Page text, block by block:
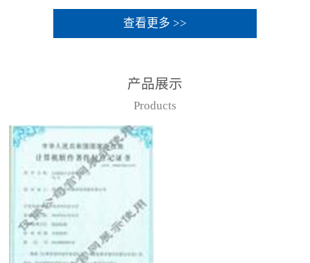
查看更多 >>
产品展示
Products